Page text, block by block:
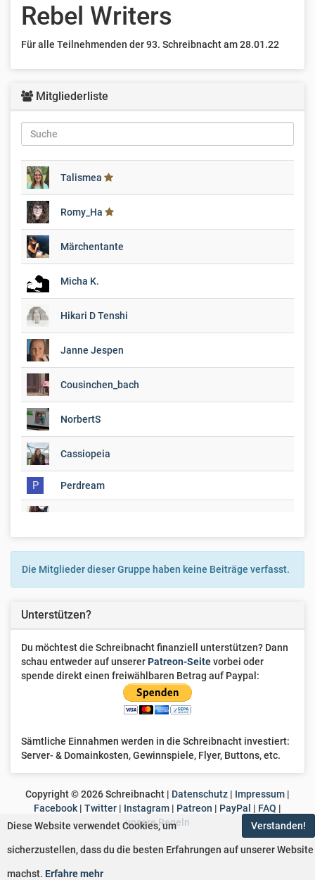
Rebel Writers
Für alle Teilnehmenden der 93. Schreibnacht am 28.01.22
Mitgliederliste
Talismea
Romy_Ha
Märchentante
Micha K.
Hikari D Tenshi
Janne Jespen
Cousinchen_bach
NorbertS
Cassiopeia
P Perdream
LukeDaSilva
Van
Lou
Liehsah
Wintergeist
Tagtraumtalent
Recea
D Dreammaker
Die Mitglieder dieser Gruppe haben keine Beiträge verfasst.
Unterstützen?
Du möchtest die Schreibnacht finanziell unterstützen? Dann
schau entweder auf unsererPatreon-Seitevorbei oder
spende direkt einen freiwählbaren Betrag auf Paypal:
Sämtliche Einnahmen werden in die Schreibnacht investiert:
Server- & Domainkosten, Gewinnspiele, Flyer, Buttons, etc.
Copyright ©2026Schreibnacht | Datenschutz | Impressum |
Facebook | Twitter | Instagram | Patreon | PayPal | FAQ |
unsere Regeln
Verstanden!
Diese Website verwendet Cookies, um
sicherzustellen, dass du die besten Erfahrungen auf unserer Website
machst. Erfahre mehr